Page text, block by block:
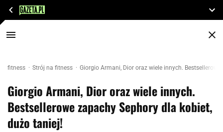
fitness Strój na fitness Giorgio Armani, Dior oraz wiele innych.
Giorgio Armani, Dior oraz wiele innych.
Bestsellerowe zapachy Sephory dla kobiet,
dużo taniej!